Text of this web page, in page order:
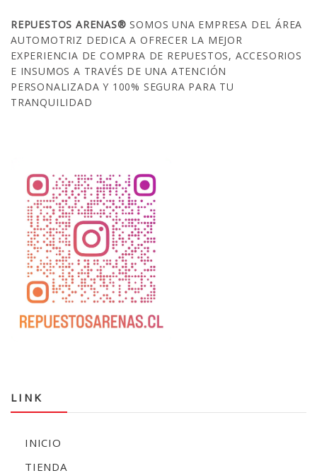
REPUESTOS ARENAS®SOMOS UNA EMPRESA DEL ÁREA
AUTOMOTRIZ DEDICA A OFRECER LA MEJOR
EXPERIENCIA DE COMPRA DE REPUESTOS, ACCESORIOS
E INSUMOS A TRAVÉS DE UNA ATENCIÓN
PERSONALIZADA Y 100% SEGURA PARA TU
TRANQUILIDAD
LINK
INICIO
TIENDA